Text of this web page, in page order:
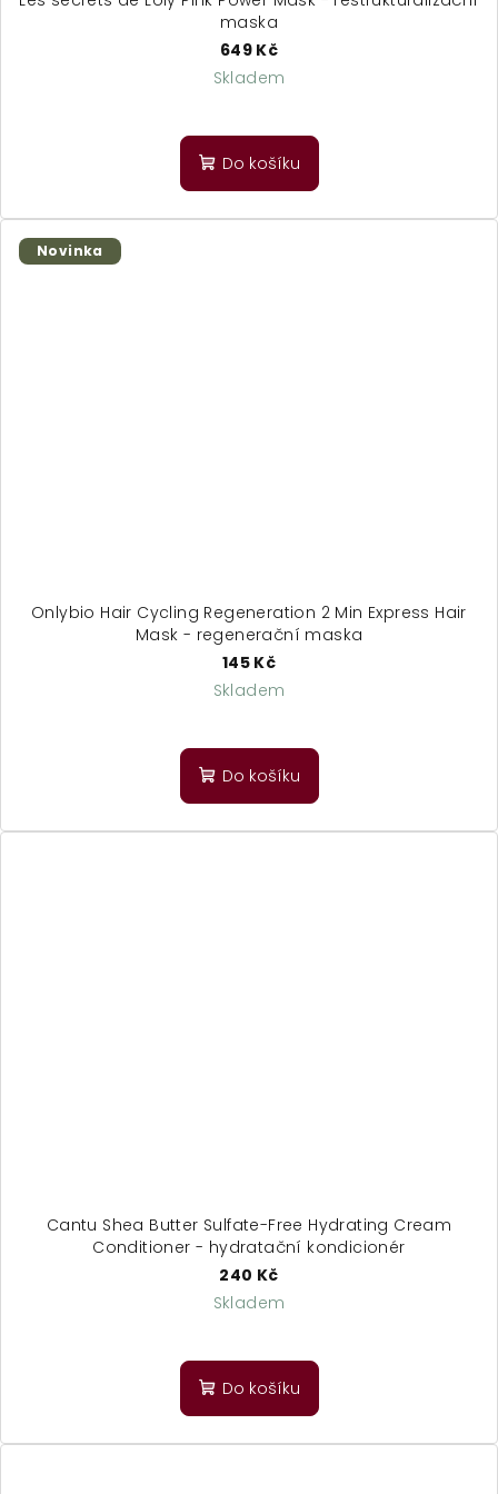
maska
649 Kč
Skladem
Do košíku
Novinka
Onlybio Hair Cycling Regeneration 2 Min Express Hair
Mask - regenerační maska
145 Kč
Skladem
Do košíku
Cantu Shea Butter Sulfate-Free Hydrating Cream
Conditioner - hydratační kondicionér
240 Kč
Skladem
Do košíku